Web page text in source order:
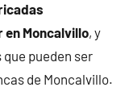
Moncalvillo, y
pueden ser
de Moncalvillo.